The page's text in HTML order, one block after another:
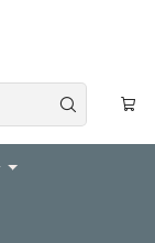
simple
simple